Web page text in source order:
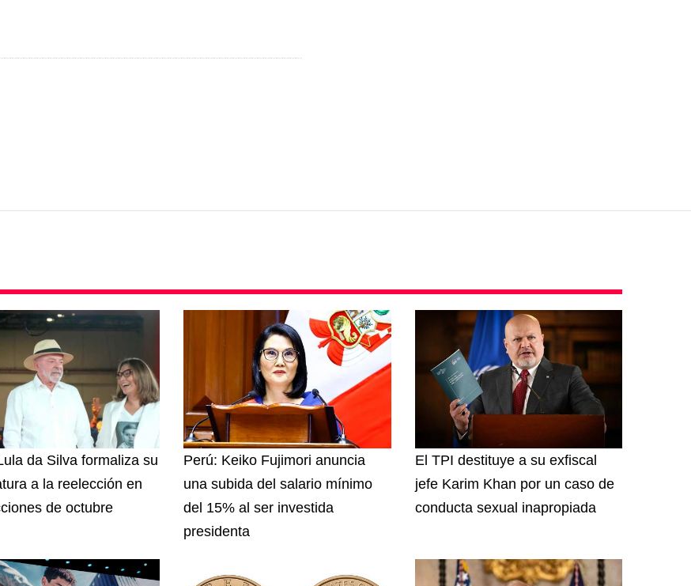
da Silva formaliza su
a la reelección en
de octubre
Perú: Keiko Fujimori anuncia
una subida del salario mínimo
del 15% al ser investida
presidenta
El TPI destituye a su exfiscal
jefe Karim Khan por un caso de
conducta sexual inapropiada